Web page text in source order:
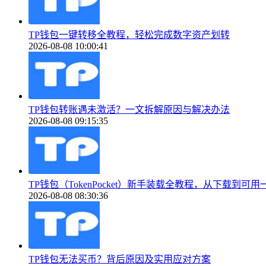
TP钱包一键转移全教程，轻松完成数字资产划转
2026-08-08 10:00:41
TP钱包转账遇未激活？一文拆解原因与解决办法
2026-08-08 09:15:35
TP钱包（TokenPocket）新手装载全教程，从下载到可用
2026-08-08 08:30:36
TP钱包无法买币？背后原因及实用应对方案